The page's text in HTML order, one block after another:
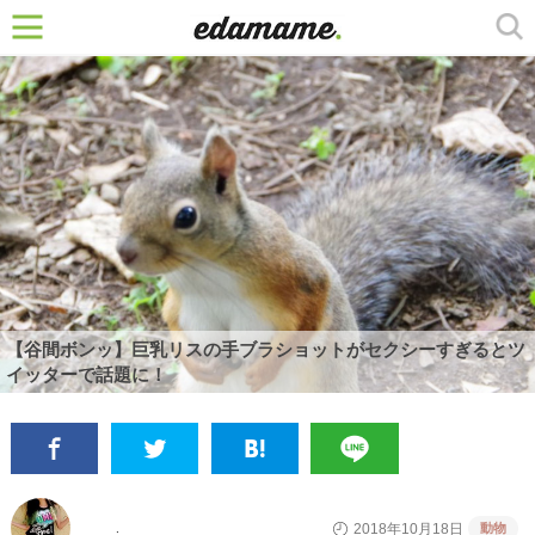
【谷間ボンッ】巨乳リスの手ブラショットがセクシーすぎるとツ
イッターで話題に！
2018年10月18日 動物